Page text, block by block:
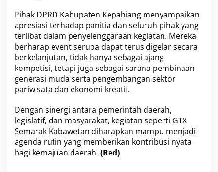
Pihak DPRD Kabupaten Kepahiang menyampaikan
apresiasi terhadap panitia dan seluruh pihak yang
terlibat dalam penyelenggaraan kegiatan. Mereka
berharap event serupa dapat terus digelar secara
berkelanjutan, tidak hanya sebagai ajang
kompetisi, tetapi juga sebagai sarana pembinaan
generasi muda serta pengembangan sektor
pariwisata dan ekonomi kreatif.
Dengan sinergi antara pemerintah daerah,
legislatif, dan masyarakat, kegiatan seperti GTX
Semarak Kabawetan diharapkan mampu menjadi
agenda rutin yang memberikan kontribusi nyata
bagi kemajuan daerah. (Red)